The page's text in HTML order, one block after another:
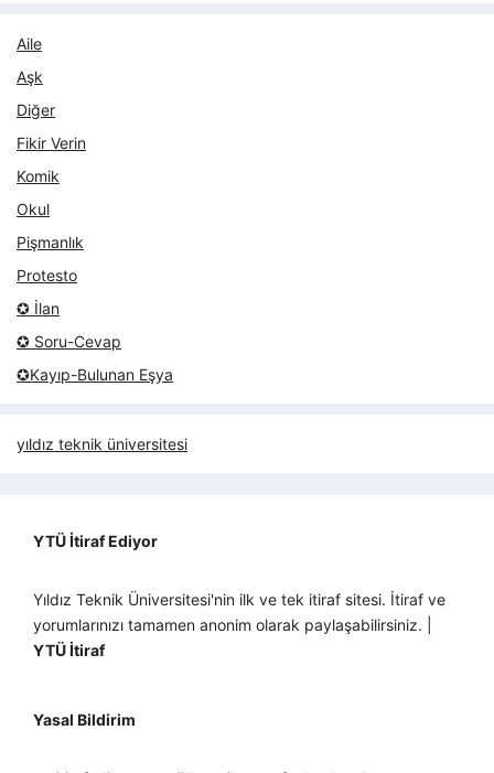
Aile
Aşk
Diğer
Fikir Verin
Komik
Okul
Pişmanlık
Protesto
✪ İlan
✪ Soru-Cevap
✪Kayıp-Bulunan Eşya
yıldız teknik üniversitesi
YTÜ İtiraf Ediyor
Yıldız Teknik Üniversitesi'nin ilk ve tek itiraf sitesi. İtiraf ve
yorumlarınızı tamamen anonim olarak paylaşabilirsiniz. |
YTÜ İtiraf
Yasal Bildirim